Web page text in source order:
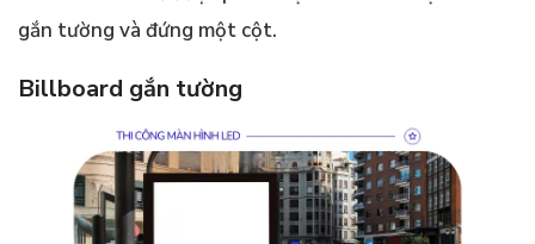
gắn tường và đứng một cột.
Billboard gắn tường